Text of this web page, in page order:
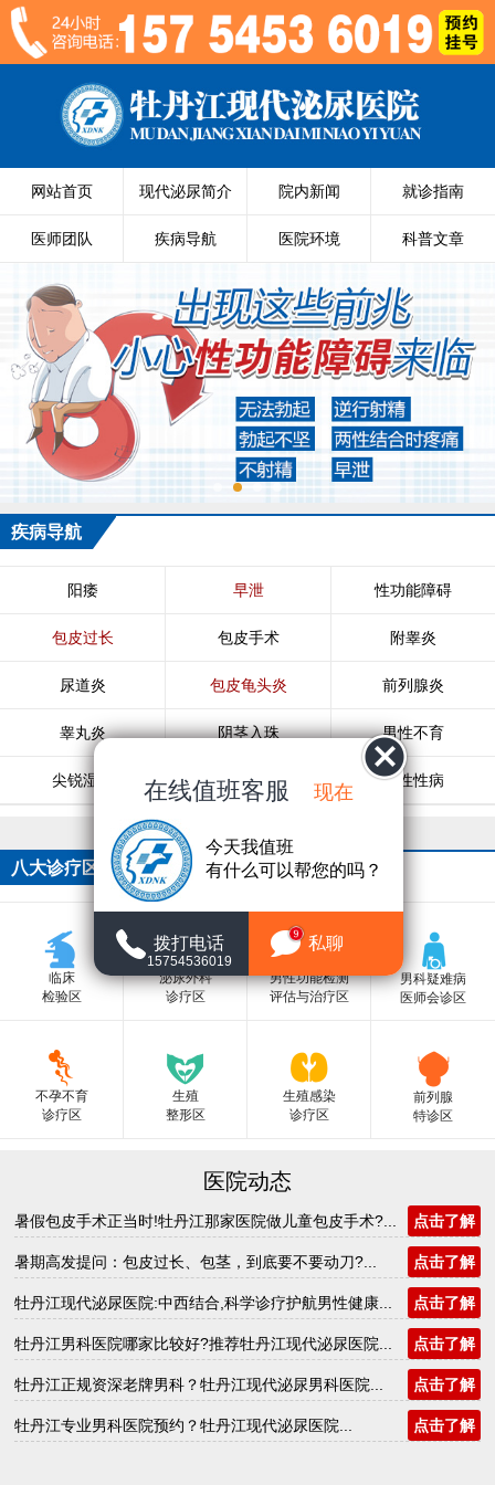
网站首页 现代泌尿简介 院内新闻 就诊指南
医师团队 疾病导航 医院环境 科普文章
疾病导航
阳痿 早泄 性功能障碍
包皮过长 包皮手术 附睾炎
尿道炎 包皮龟头炎 前列腺炎
睾丸炎 阴茎入珠 男性不育
尖锐湿疣 生殖器疱疹 男性性病
八大诊疗区
临床
检验区
泌尿外科
诊疗区
男性功能检测
评估与治疗区
男科疑难病
医师会诊区
不孕不育
诊疗区
生殖
整形区
生殖感染
诊疗区
前列腺
特诊区
医院动态
暑假包皮手术正当时!牡丹江那家医院做儿童包皮手术?... 点击了解
暑期高发提问：包皮过长、包茎，到底要不要动刀?... 点击了解
牡丹江现代泌尿医院:中西结合,科学诊疗护航男性健康... 点击了解
牡丹江男科医院哪家比较好?推荐牡丹江现代泌尿医院... 点击了解
牡丹江正规资深老牌男科？牡丹江现代泌尿男科医院... 点击了解
牡丹江专业男科医院预约？牡丹江现代泌尿医院... 点击了解
在线值班客服 现在
今天我值班
有什么可以帮您的吗？
拨打电话
15754536019
9 私聊